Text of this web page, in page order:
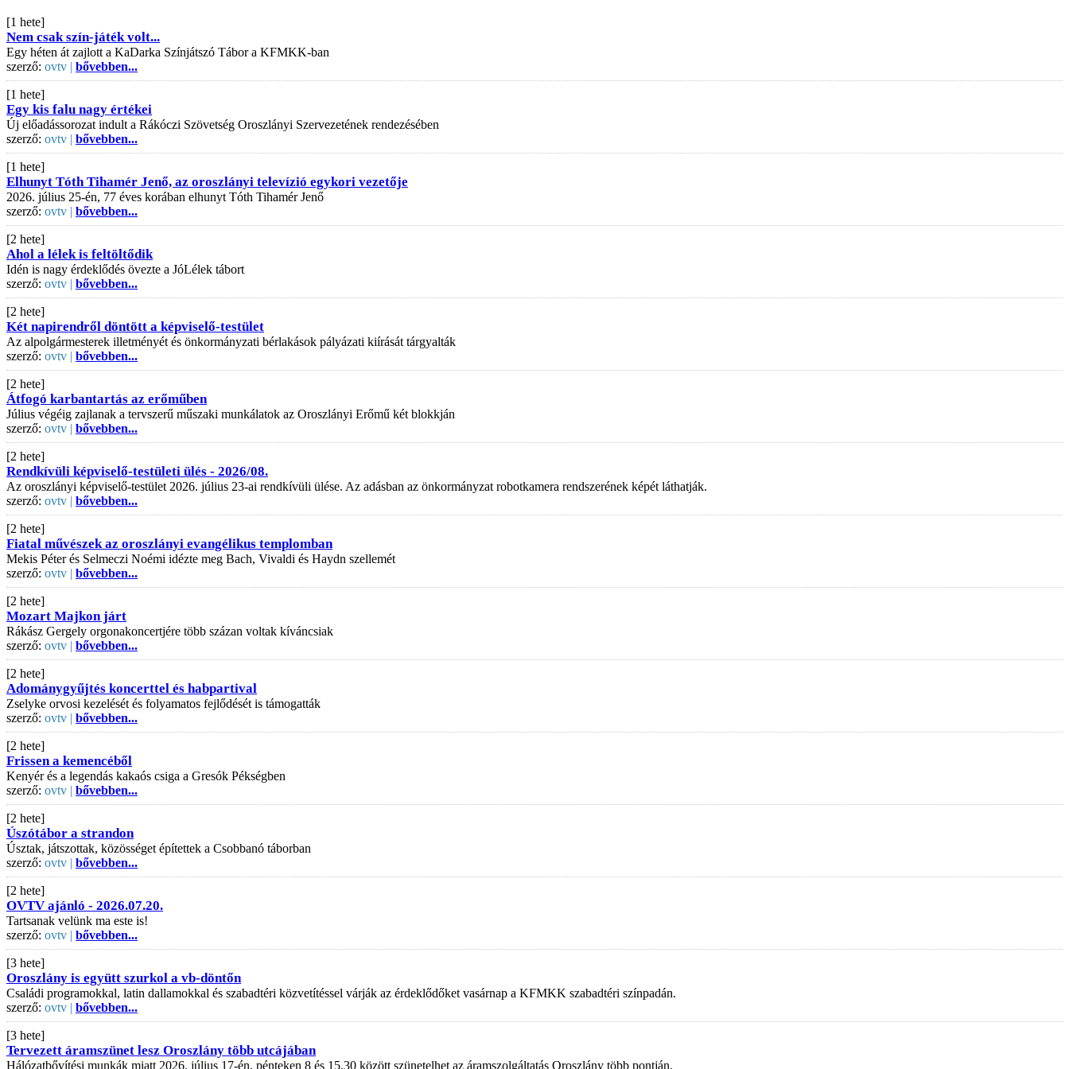
[1 hete]
Nem csak szín-játék volt...
Egy héten át zajlott a KaDarka Színjátszó Tábor a KFMKK-ban
szerző: ovtv | bővebben...
[1 hete]
Egy kis falu nagy értékei
Új előadássorozat indult a Rákóczi Szövetség Oroszlányi Szervezetének rendezésében
szerző: ovtv | bővebben...
[1 hete]
Elhunyt Tóth Tihamér Jenő, az oroszlányi televízió egykori vezetője
2026. július 25-én, 77 éves korában elhunyt Tóth Tihamér Jenő
szerző: ovtv | bővebben...
[2 hete]
Ahol a lélek is feltöltődik
Idén is nagy érdeklődés övezte a JóLélek tábort
szerző: ovtv | bővebben...
[2 hete]
Két napirendről döntött a képviselő-testület
Az alpolgármesterek illetményét és önkormányzati bérlakások pályázati kiírását tárgyalták
szerző: ovtv | bővebben...
[2 hete]
Átfogó karbantartás az erőműben
Július végéig zajlanak a tervszerű műszaki munkálatok az Oroszlányi Erőmű két blokkján
szerző: ovtv | bővebben...
[2 hete]
Rendkívüli képviselő-testületi ülés - 2026/08.
Az oroszlányi képviselő-testület 2026. július 23-ai rendkívüli ülése. Az adásban az önkormányzat robotkamera rendszerének képét láthatják.
szerző: ovtv | bővebben...
[2 hete]
Fiatal művészek az oroszlányi evangélikus templomban
Mekis Péter és Selmeczi Noémi idézte meg Bach, Vivaldi és Haydn szellemét
szerző: ovtv | bővebben...
[2 hete]
Mozart Majkon járt
Rákász Gergely orgonakoncertjére több százan voltak kíváncsiak
szerző: ovtv | bővebben...
[2 hete]
Adománygyűjtés koncerttel és habpartival
Zselyke orvosi kezelését és folyamatos fejlődését is támogatták
szerző: ovtv | bővebben...
[2 hete]
Frissen a kemencéből
Kenyér és a legendás kakaós csiga a Gresók Pékségben
szerző: ovtv | bővebben...
[2 hete]
Úszótábor a strandon
Úsztak, játszottak, közösséget építettek a Csobbanó táborban
szerző: ovtv | bővebben...
[2 hete]
OVTV ajánló - 2026.07.20.
Tartsanak velünk ma este is!
szerző: ovtv | bővebben...
[3 hete]
Oroszlány is együtt szurkol a vb-döntőn
Családi programokkal, latin dallamokkal és szabadtéri közvetítéssel várják az érdeklődőket vasárnap a KFMKK szabadtéri színpadán.
szerző: ovtv | bővebben...
[3 hete]
Tervezett áramszünet lesz Oroszlány több utcájában
Hálózatbővítési munkák miatt 2026. július 17-én, pénteken 8 és 15.30 között szünetelhet az áramszolgáltatás Oroszlány több pontján.